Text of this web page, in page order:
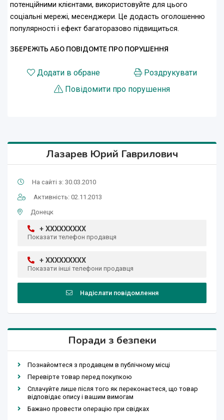
потенційними клієнтами, використовуйте для цього
соціальні мережі, месенджери. Це додасть оголошенню
популярності і ефект багаторазово підвищиться.
ЗБЕРЕЖІТЬ АБО ПОВІДОМТЕ ПРО ПОРУШЕННЯ
Додати в обране
Роздрукувати
Повідомити про порушення
Лазарев Юрий Гаврилович
На сайті з: 30.03.2010
Активність: 02.11.2013
Донецк
+ XXXXXXXXX
Показати телефон продавця
+ XXXXXXXXX
Показати інші телефони продавця
Надіслати повідомлення
Поради з безпеки
Познайомтеся з продавцем в публічному місці
Перевірте товар перед покупкою
Сплачуйте лише після того як переконаєтеся, що товар
відповідає опису і вашим вимогам
Бажано провести операцію при свідках